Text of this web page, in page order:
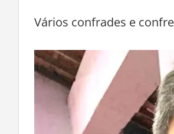
Vários confrades e